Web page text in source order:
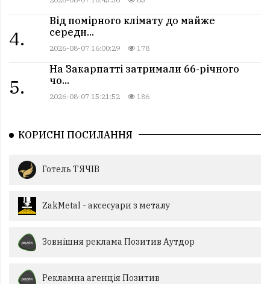
4.
Від помірного клімату до майже
середн...
2026-08-07 16:00:29 178
5.
На Закарпатті затримали 66-річного
чо...
2026-08-07 15:21:52 186
КОРИСНІ ПОСИЛАННЯ
Готель ТЯЧІВ
ZakMetal - аксесуари з металу
Зовнішня реклама Позитив Аутдор
Рекламна агенція Позитив